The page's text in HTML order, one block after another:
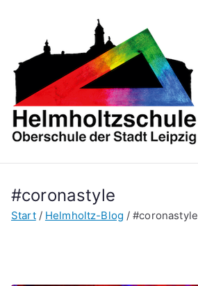
springen
#coronastyle
Start Helmholtz-Blog #coronastyle